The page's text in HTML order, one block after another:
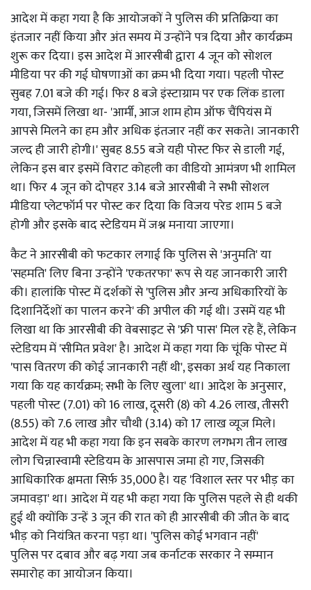
आदेश में कहा गया है कि आयोजकों ने पुलिस की प्रतिक्रिया का
इंतजार नहीं किया और अंत समय में उन्होंने पत्र दिया और कार्यक्रम
शुरू कर दिया। इस आदेश में आरसीबी द्वारा 4 जून को सोशल
मीडिया पर की गई घोषणाओं का क्रम भी दिया गया। पहली पोस्ट
सुबह 7.01 बजे की गई। फिर 8 बजे इंस्टाग्राम पर एक लिंक डाला
गया, जिसमें लिखा था- 'आर्मी, आज शाम होम ऑफ चैंपियंस में
आपसे मिलने का हम और अधिक इंतजार नहीं कर सकते। जानकारी
जल्द ही जारी होगी।' सुबह 8.55 बजे यही पोस्ट फिर से डाली गई,
लेकिन इस बार इसमें विराट कोहली का वीडियो आमंत्रण भी शामिल
था। फिर 4 जून को दोपहर 3.14 बजे आरसीबी ने सभी सोशल
मीडिया प्लेटफॉर्म पर पोस्ट कर दिया कि विजय परेड शाम 5 बजे
होगी और इसके बाद स्टेडियम में जश्न मनाया जाएगा।
कैट ने आरसीबी को फटकार लगाई कि पुलिस से 'अनुमति' या
'सहमति' लिए बिना उन्होंने 'एकतरफा' रूप से यह जानकारी जारी
की। हालांकि पोस्ट में दर्शकों से 'पुलिस और अन्य अधिकारियों के
दिशानिर्देशों का पालन करने' की अपील की गई थी। उसमें यह भी
लिखा था कि आरसीबी की वेबसाइट से 'फ्री पास' मिल रहे हैं, लेकिन
स्टेडियम में 'सीमित प्रवेश' है। आदेश में कहा गया कि चूंकि पोस्ट में
'पास वितरण की कोई जानकारी नहीं थी', इसका अर्थ यह निकाला
गया कि यह कार्यक्रम; सभी के लिए खुला' था। आदेश के अनुसार,
पहली पोस्ट (7.01) को 16 लाख, दूसरी (8) को 4.26 लाख, तीसरी
(8.55) को 7.6 लाख और चौथी (3.14) को 17 लाख व्यूज मिले।
आदेश में यह भी कहा गया कि इन सबके कारण लगभग तीन लाख
लोग चिन्नास्वामी स्टेडियम के आसपास जमा हो गए, जिसकी
आधिकारिक क्षमता सिर्फ़ 35,000 है। यह 'विशाल स्तर पर भीड़ का
जमावड़ा' था। आदेश में यह भी कहा गया कि पुलिस पहले से ही थकी
हुई थी क्योंकि उन्हें 3 जून की रात को ही आरसीबी की जीत के बाद
भीड़ को नियंत्रित करना पड़ा था। 'पुलिस कोई भगवान नहीं'
पुलिस पर दबाव और बढ़ गया जब कर्नाटक सरकार ने सम्मान
समारोह का आयोजन किया।